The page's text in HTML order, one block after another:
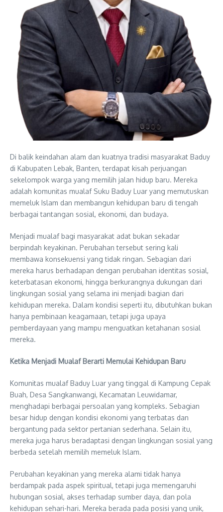
Di balik keindahan alam dan kuatnya tradisi masyarakat Baduy
di Kabupaten Lebak, Banten, terdapat kisah perjuangan
sekelompok warga yang memilih jalan hidup baru. Mereka
adalah komunitas mualaf Suku Baduy Luar yang memutuskan
memeluk Islam dan membangun kehidupan baru di tengah
berbagai tantangan sosial, ekonomi, dan budaya.
Menjadi mualaf bagi masyarakat adat bukan sekadar
berpindah keyakinan. Perubahan tersebut sering kali
membawa konsekuensi yang tidak ringan. Sebagian dari
mereka harus berhadapan dengan perubahan identitas sosial,
keterbatasan ekonomi, hingga berkurangnya dukungan dari
lingkungan sosial yang selama ini menjadi bagian dari
kehidupan mereka. Dalam kondisi seperti itu, dibutuhkan bukan
hanya pembinaan keagamaan, tetapi juga upaya
pemberdayaan yang mampu menguatkan ketahanan sosial
mereka.
Ketika Menjadi Mualaf Berarti Memulai Kehidupan Baru
Komunitas mualaf Baduy Luar yang tinggal di Kampung Cepak
Buah, Desa Sangkanwangi, Kecamatan Leuwidamar,
menghadapi berbagai persoalan yang kompleks. Sebagian
besar hidup dengan kondisi ekonomi yang terbatas dan
bergantung pada sektor pertanian sederhana. Selain itu,
mereka juga harus beradaptasi dengan lingkungan sosial yang
berbeda setelah memilih memeluk Islam.
Perubahan keyakinan yang mereka alami tidak hanya
berdampak pada aspek spiritual, tetapi juga memengaruhi
hubungan sosial, akses terhadap sumber daya, dan pola
kehidupan sehari-hari. Mereka berada pada posisi yang unik,